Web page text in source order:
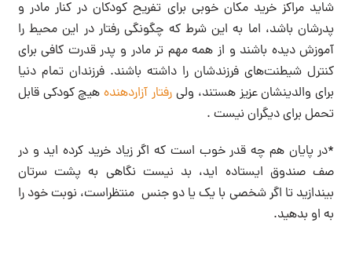
شاید مراکز خرید مکان خوبی برای تفریح کودکان در کنار مادر و
پدرشان باشد، اما به این شرط که چگونگی رفتار در این محیط را
آموزش دیده باشند و از همه مهم تر مادر و پدر قدرت کافی برای
کنترل شیطنت‌های فرزندشان را داشته باشند. فرزندان تمام دنیا
برای والدینشان عزیز هستند، ولی رفتار آزاردهندههیچ کودکی قابل
تحمل برای دیگران نیست .
*در پایان هم چه قدر خوب است که اگر زیاد خرید کرده اید و در
صف صندوق ایستاده اید، بد نیست نگاهی به پشت سرتان
بیندازید تا اگر شخصی با یک یا دو جنس منتظراست، نوبت خود را
به او بدهید.